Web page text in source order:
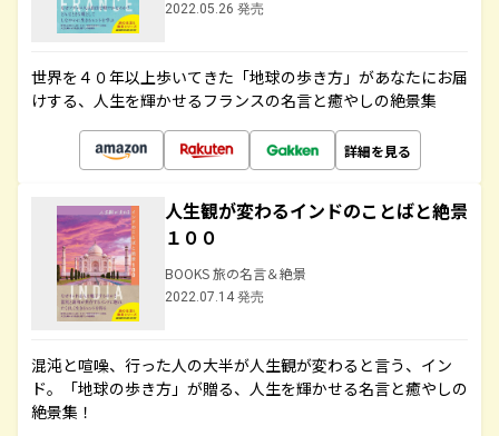
2022.05.26 発売
世界を４０年以上歩いてきた「地球の歩き方」があなたにお届
けする、人生を輝かせるフランスの名言と癒やしの絶景集
詳細を見る
人生観が変わるインドのことばと絶景
１００
BOOKS 旅の名言＆絶景
2022.07.14 発売
混沌と喧噪、行った人の大半が人生観が変わると言う、イン
ド。「地球の歩き方」が贈る、人生を輝かせる名言と癒やしの
絶景集！